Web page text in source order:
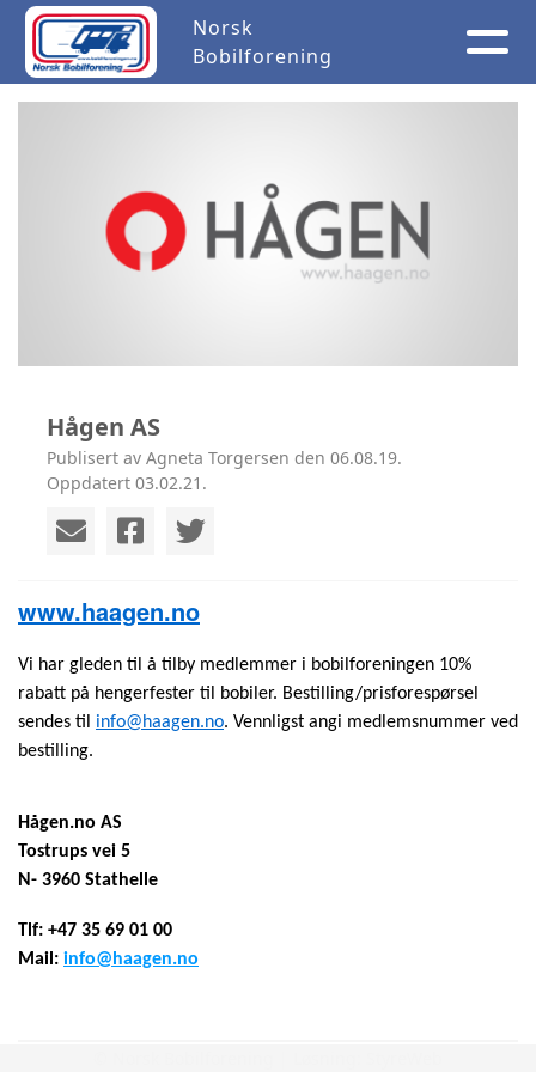
Norsk
Bobilforening
Hågen AS
Publisert av Agneta Torgersen den 06.08.19.
Oppdatert 03.02.21.
www.haagen.no
Vi har gleden til å tilby medlemmer i bobilforeningen 10%
rabatt på hengerfester til bobiler. Bestilling/prisforespørsel
sendes til info@haagen.no. Vennligst angi medlemsnummer ved
bestilling.
Hågen.no AS
Tostrups vei 5
N- 3960 Stathelle
Tlf: +47 35 69 01 00
Mail: info@haagen.no